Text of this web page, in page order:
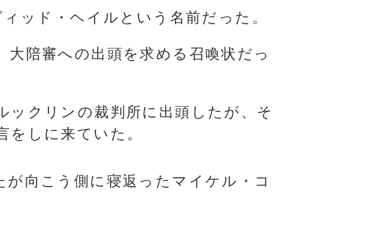
ッド・ヘイルという名前だった。
陪審への出頭を求める召喚状だっ
クリンの裁判所に出頭したが、そ
しに来ていた。
向こう側に寝返ったマイケル・コ